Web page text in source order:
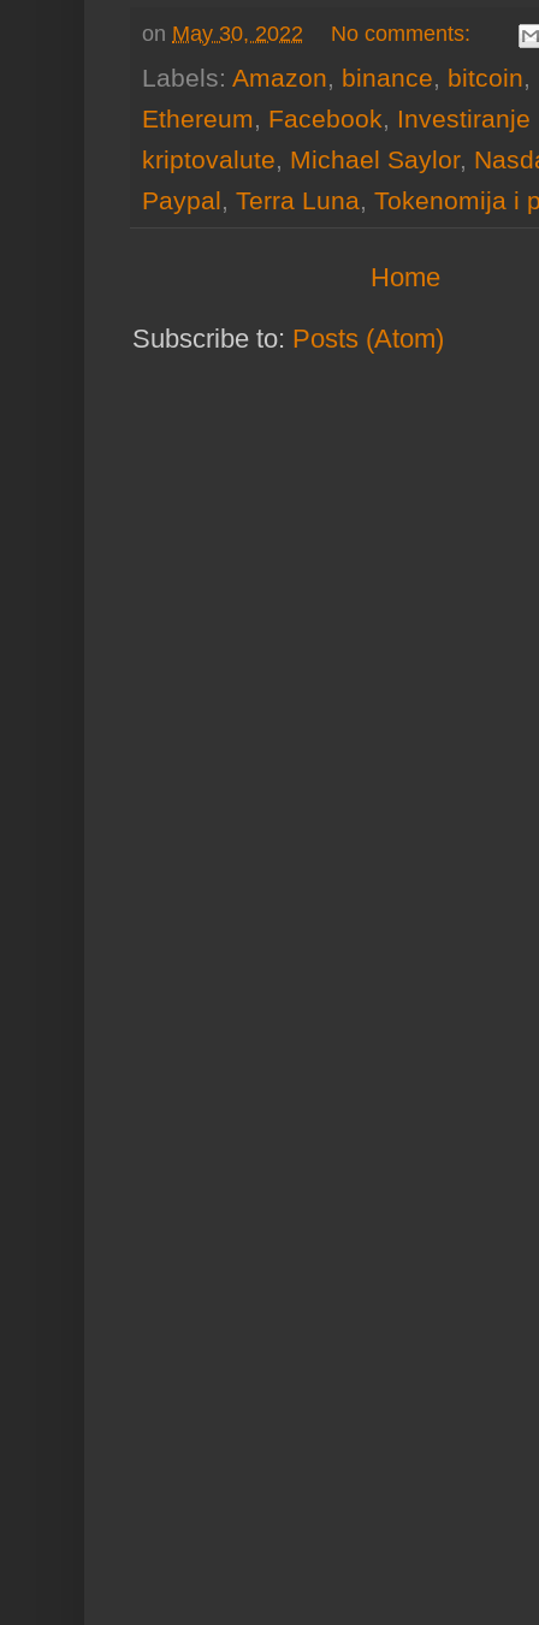
on May 30, 2022 No comments:
Labels: Amazon, binance, bitcoin,
Ethereum, Facebook,
kriptovalute, Michael Saylor,
Paypal, Terra Luna, Tokenomija i
Home
Subscribe to: Posts (Atom)